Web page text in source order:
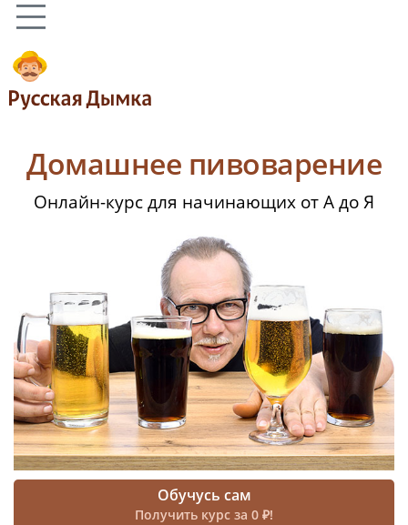
Домашнее пивоварение
Онлайн-курс для начинающих от А до Я
Обучусь сам
Получить курс за 0 ₽!